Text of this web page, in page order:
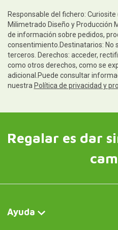
Responsable del fichero:
Milimetrado Diseño y Producción
de información sobre pedidos,
consentimiento.Destinatarios: No
terceros. Derechos: acceder,
como otros derechos, como se
adicional.Puede consultar
nuestra Política de privacidad y
Regalar es dar
Ayuda